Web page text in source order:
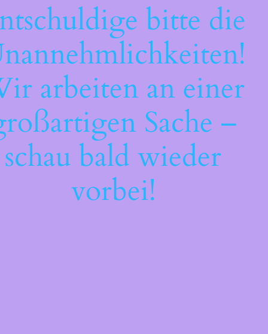
bitte die
arbeiten an einer
Sache –
schau bald wieder
vorbei!